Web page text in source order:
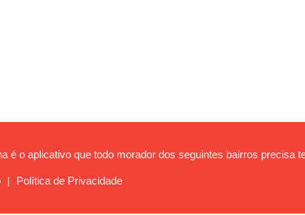
é o aplicativo que todo morador dos seguintes bairros
| Política de Privacidade